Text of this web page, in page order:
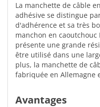
La manchette de câble
adhésive se distingue
d'adhérence et sa très
manchon en caoutchouc
présente une grande
être utilisé dans une
plus, la manchette de
fabriquée en Allemagne
Avantages